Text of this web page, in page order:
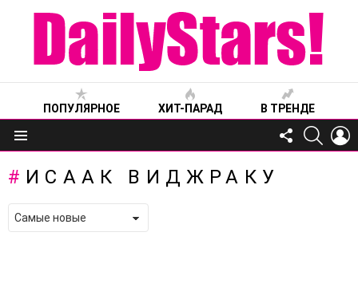
ПОПУЛЯРНОЕ ХИТ-ПАРАД В ТРЕНДЕ
Меню
FOLLOW
US
ИСААК ВИДЖРАКУ